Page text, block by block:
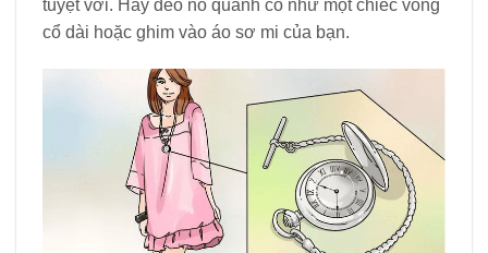
tuyệt vời. Hãy đeo nó quanh cổ như một chiếc vòng
cổ dài hoặc ghim vào áo sơ mi của bạn.